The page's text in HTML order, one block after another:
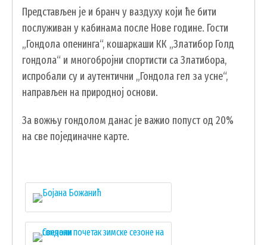
ПОСТАВИТЕ НАМ ПИТАЊЕ
ДОКУМЕНТА
КОНТАКТИ
Представљен је и бранч у ваздуху који ће бити
послуживан у кабинама после Нове године. Гости
„Гондола опенинга“, кошаркаши КК „Златибор Голд
гондола“ и многобројни спортисти са Златибора,
испробали су и аутентични „Гондола гел за усне“,
направљен на природној основи.
За вожњу гондолом данас је важио попуст од 20%
на све појединачне карте.